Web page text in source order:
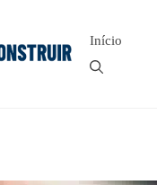
Início